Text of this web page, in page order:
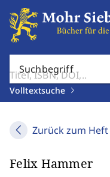
Suchbegriff
Volltextsuche
Zurück zum Heft
Felix Hammer